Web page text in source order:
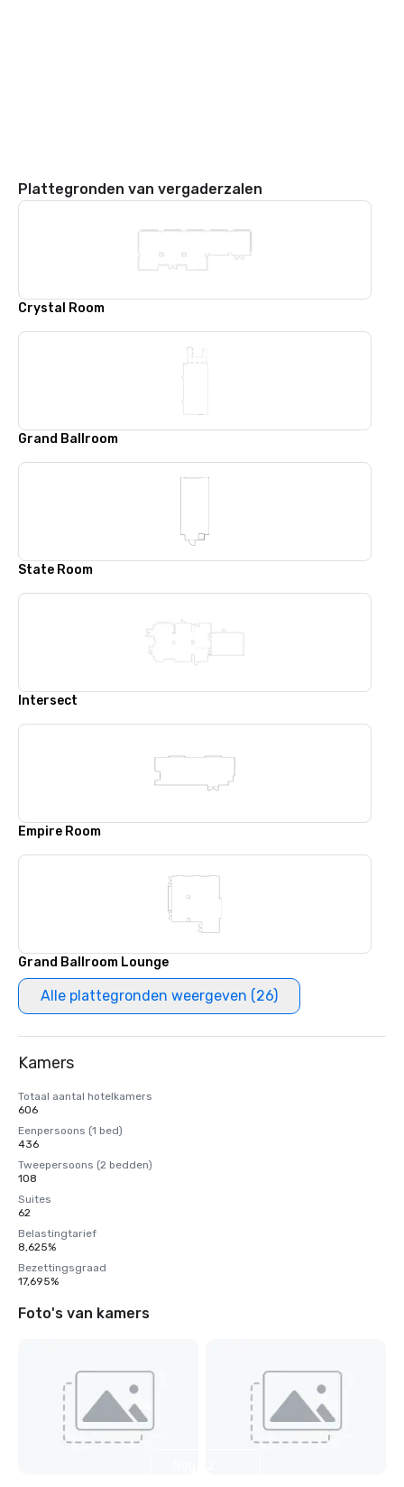
Plattegronden van vergaderzalen
Crystal Room
Grand Ballroom
State Room
Intersect
Empire Room
Grand Ballroom Lounge
Alle plattegronden weergeven (26)
Kamers
Totaal aantal hotelkamers
606
Eenpersoons (1 bed)
436
Tweepersoons (2 bedden)
108
Suites
62
Belastingtarief
8,625%
Bezettingsgraad
17,695%
Foto's van kamers